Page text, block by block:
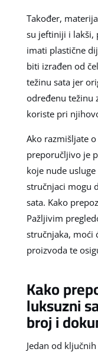
Također,
su jeftiniji i lakši,
imati plastične
biti izrađen od
težinu sata jer
određenu težinu
koriste pri
Ako razmišljate
preporučljivo je
koje nude
stručnjaci mogu
sata. Kako
Pažljivim
stručnjaka, moći
proizvoda te
Kako
luksuzni
broj i
Jedan od